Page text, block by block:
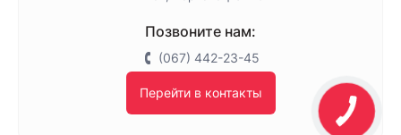
Позвоните нам:
(067) 442-23-45
Перейти в контакты